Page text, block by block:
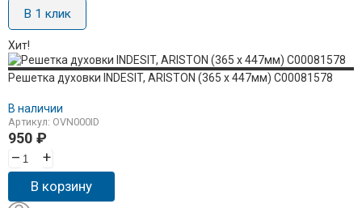
В 1 клик
Хит!
Решетка духовки INDESIT, ARISTON (365 x 447мм) C00081578
В наличии
Артикул: OVN000ID
950 ₽
–
+
В корзину